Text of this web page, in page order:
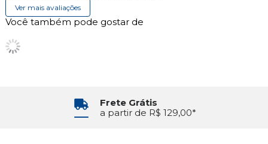
Ver mais avaliações
Você também pode gostar de
Frete Grátis
a partir de R$ 129,00*